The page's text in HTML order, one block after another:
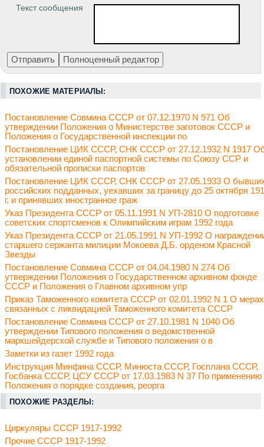
Текст сообщения
ПОХОЖИЕ МАТЕРИАЛЫ:
Постановление Совмина СССР от 07.12.1970 N 971 Об
утверждении Положения о Министерстве заготовок СССР и
Положения о Государственной инспекции по
Постановление ЦИК СССР, СНК СССР от 27.12.1932 N 1917
установлении единой паспортной системы по Союзу ССР и
обязательной прописки паспортов
Постановление ЦИК СССР, СНК СССР от 27.05.1933 О
российских подданных, уехавших за границу до 25 октября
г. и принявших иностранное граж
Указ Президента СССР от 05.11.1991 N УП-2810 О подготовке
советских спортсменов к Олимпийским играм 1992 года
Указ Президента СССР от 21.05.1991 N УП-1992 О
старшего сержанта милиции Мокоева Д.Б. орденом Красной
Звезды
Постановление Совмина СССР от 04.04.1980 N 274 Об
утверждении Положения о Государственном архивном фонде
СССР и Положения о Главном архивном упр
Приказ Таможенного комитета СССР от 02.01.1992 N 1 О
связанных с ликвидацией Таможенного комитета СССР
Постановление Совмина СССР от 27.10.1981 N 1040 Об
утверждении Типового положения о ведомственной
маркшейдерской службе и Типового положения о в
Заметки из газет 1992 года
Инструкция Минфина СССР, Минюста СССР, Госплана СССР,
Госбанка СССР, ЦСУ СССР от 17.03.1983 N 37 По применению
Положения о порядке создания, реорга
ПОХОЖИЕ РАЗДЕЛЫ:
Циркуляры СССР 1917-1992
Прочие СССР 1917-1992